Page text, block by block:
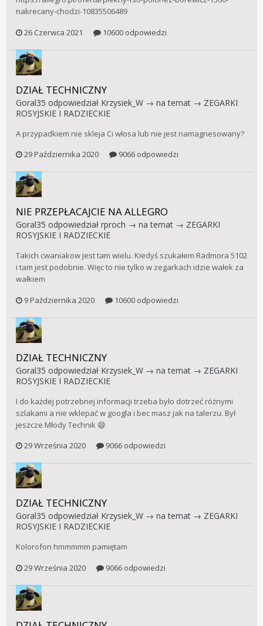
nakrecany-chodzi-10835506489
26 Czerwca 2021
10600 odpowiedzi
DZIAŁ TECHNICZNY
Goral35 odpowiedział Krzysiek_W → na temat → ZEGARKI
ROSYJSKIE I RADZIECKIE
A przypadkiem nie skleja Ci włosa lub nie jest namagnesowany?
29 Października 2020
9066 odpowiedzi
NIE PRZEPŁACAJCIE NA ALLEGRO
Goral35 odpowiedział rproch → na temat → ZEGARKI
ROSYJSKIE I RADZIECKIE
Takich cwaniakow jest tam wielu. Kiedyś szukałem Radmora 5102
i tam jest podobnie. Więc to nie tylko w zegarkach idzie wałek za
wałkiem
9 Października 2020
10600 odpowiedzi
DZIAŁ TECHNICZNY
Goral35 odpowiedział Krzysiek_W → na temat → ZEGARKI
ROSYJSKIE I RADZIECKIE
I do każdej potrzebnej informacji trzeba było dotrzeć różnymi
szlakami a nie wklepać w googla i bec masz jak na talerzu. Był
jeszcze Młody Technik 😄
29 Września 2020
9066 odpowiedzi
DZIAŁ TECHNICZNY
Goral35 odpowiedział Krzysiek_W → na temat → ZEGARKI
ROSYJSKIE I RADZIECKIE
Kolorofon hmmmmm pamiętam
29 Września 2020
9066 odpowiedzi